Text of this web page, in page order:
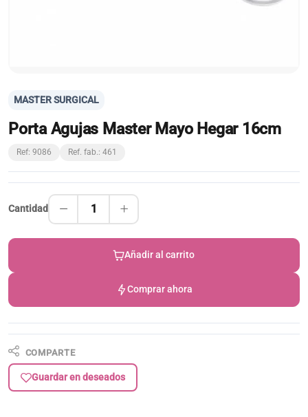
MASTER SURGICAL
Porta Agujas Master Mayo Hegar 16cm
Ref: 9086 Ref. fab.: 461
Cantidad 1
Añadir al carrito
Comprar ahora
COMPARTE
Guardar en deseados